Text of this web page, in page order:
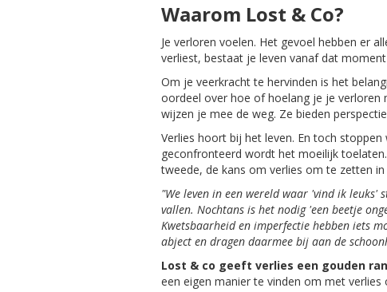
Waarom Lost & Co?
Je verloren voelen. Het gevoel hebben er
verliest, bestaat je leven vanaf dat
Om je veerkracht te hervinden is het
oordeel over hoe of hoelang je je verloren
wijzen je mee de weg. Ze bieden
Verlies hoort bij het leven. En toch
geconfronteerd wordt het moeilijk
tweede, de kans om verlies om te zetten in
"We leven in een wereld waar 'vind ik leuks'
vallen. Nochtans is het nodig 'een beetje
Kwetsbaarheid en imperfectie hebben iets
abject en dragen daarmee bij aan de
Lost & co geeft verlies een gouden
een eigen manier te vinden om met